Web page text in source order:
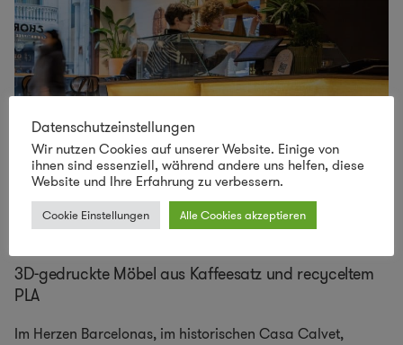
3D-gedruckte Möbel aus Kaffeesatz und recyceltem
PLA
Im Herzen Barcelonas, im historischen Casa Calvet,
Datenschutzeinstellungen
Wir nutzen Cookies auf unserer Website. Einige von
ihnen sind essenziell, während andere uns helfen, diese
Website und Ihre Erfahrung zu verbessern.
Cookie Einstellungen Alle Cookies akzeptieren